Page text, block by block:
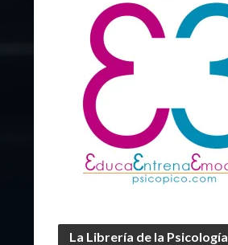
La Librería de la Psicología